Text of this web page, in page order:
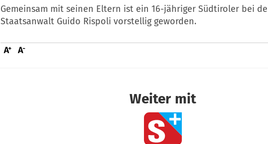
Gemeinsam mit seinen Eltern ist ein 16-jähriger Südtiroler bei
Staatsanwalt Guido Rispoli vorstellig geworden.